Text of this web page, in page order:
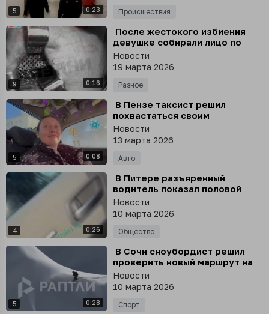
5 0:23 Происшествия
9 0:16
⁣ После жестокого избиения
девушке собирали лицо по
кусочкам
Новости
19 марта 2026
Разное
5 0:08
⁣ В Пензе таксист решил
похвастаться своим
заработком и украсил салон
чаевыми клиентов
Новости
13 марта 2026
Авто
4 0:26
⁣ В Питере разъяренный
водитель показал половой
орган девушке, которая не
пропустила его на дороге
Новости
10 марта 2026
Общество
5 0:28
⁣ В Сочи сноубордист решил
проверить новый маршрут на
фрирайде, сорвал джекпот - и
лавину
Новости
10 марта 2026
Спорт